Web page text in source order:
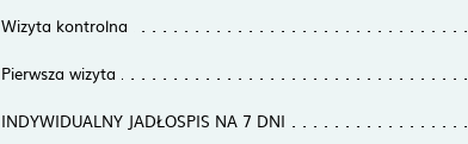
Wizyta kontrolna
Pierwsza wizyta
INDYWIDUALNY JADŁOSPIS NA 7 DNI